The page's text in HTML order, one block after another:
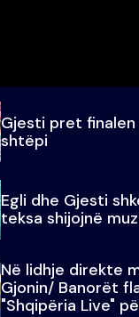
Gjesti pret
shtëpi
Egli dhe Gjesti
teksa shijojnë
Në lidhje direkte
Gjonin/ Banorët
"Shqipëria Live"